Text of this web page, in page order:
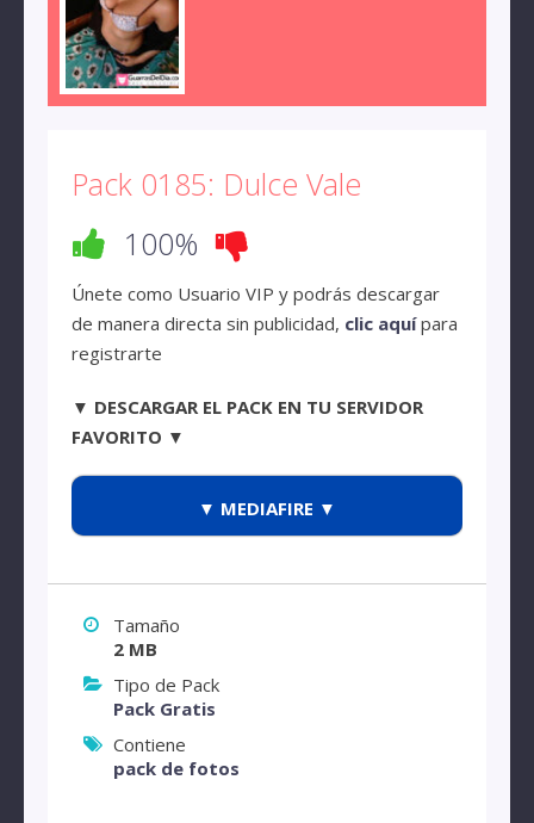
Pack 0185: Dulce Vale
100%
Únete como Usuario VIP y podrás descargar
de manera directa sin publicidad, clic aquípara
registrarte
▼ DESCARGAR EL PACK EN TU SERVIDOR
FAVORITO ▼
▼ MEDIAFIRE ▼
Tamaño
2 MB
Tipo de Pack
Pack Gratis
Contiene
pack de fotos